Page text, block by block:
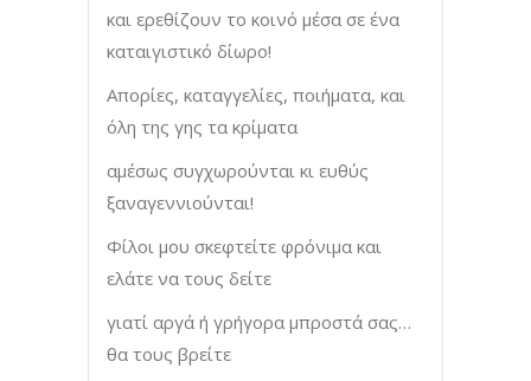
και ερεθίζουν το κοινό μέσα σε ένα
καταιγιστικό δίωρο!
Απορίες, καταγγελίες, ποιήματα, και
όλη της γης τα κρίματα
αμέσως συγχωρούνται κι ευθύς
ξαναγεννιούνται!
Φίλοι μου σκεφτείτε φρόνιμα και
ελάτε να τους δείτε
γιατί αργά ή γρήγορα μπροστά σας…
θα τους βρείτε